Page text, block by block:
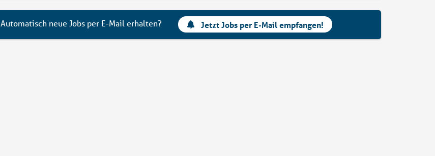
Automatisch neue Jobs per E-Mail erhalten? Jetzt Jobs per E-Mail empfangen!